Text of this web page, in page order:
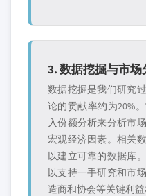
3. 数据挖掘与市场
数据挖掘是我们研究
论的贡献率约为20%
入份额分析来分析市
宏观经济因素。相关
以建立可靠的数据库
以支持一手研究和市
造商和协会等关键利益